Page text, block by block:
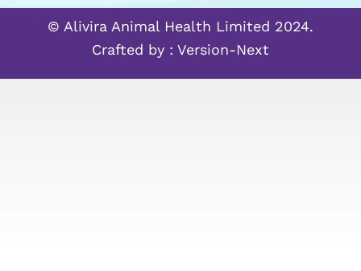
© Alivira Animal Health Limited 2024.
Crafted by : Version-Next